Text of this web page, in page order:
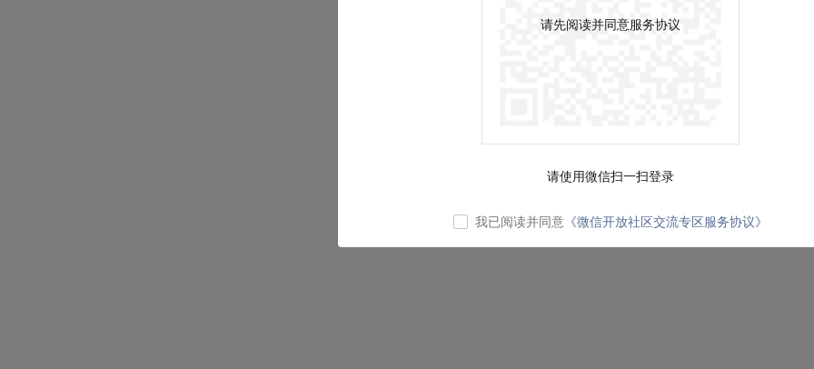
请先阅读并同意服务协议
请使用微信扫一扫登录
我已阅读并同意 《微信开放社区交流专区服务协议》